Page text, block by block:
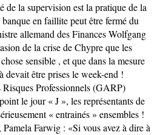
de la supervision est la pratique de la
en faillite peut être fermé du
allemand des Finances Wolfgang
de la crise de Chypre que les
sensible , et que dans la mesure
devait être prises le week-end !
Professionnels (GARP)
le jour « J », les représentants de
« entrainés » ensembles !
Farwig : «Si vous avez à dire à